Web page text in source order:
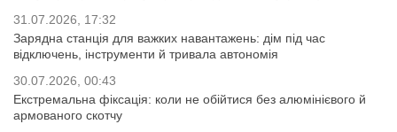
31.07.2026, 17:32
Зарядна станція для важких навантажень: дім під час
відключень, інструменти й тривала автономія
30.07.2026, 00:43
Екстремальна фіксація: коли не обійтися без алюмінієвого й
армованого скотчу